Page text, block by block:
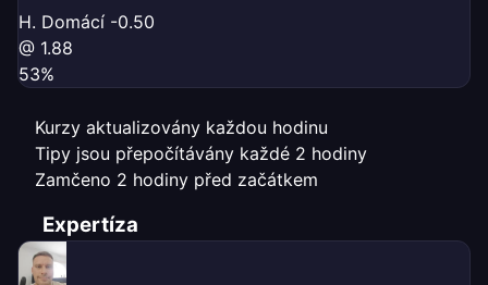
H. Domácí -0.50
@ 1.88
53%
Kurzy aktualizovány každou hodinu
Tipy jsou přepočítávány každé 2 hodiny
Zamčeno 2 hodiny před začátkem
Expertíza